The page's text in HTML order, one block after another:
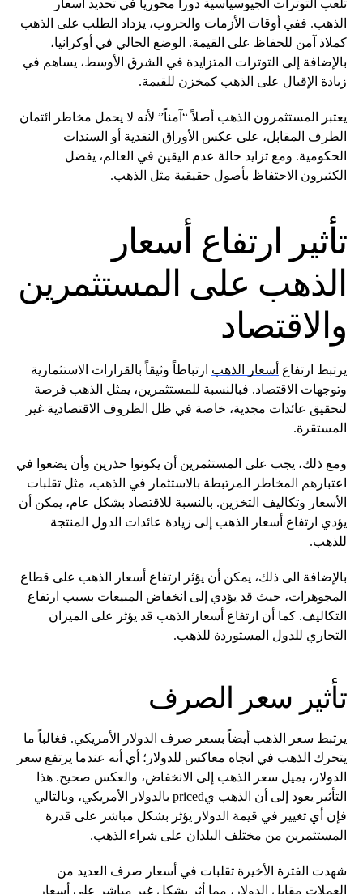
تلعب التوترات الجيوسياسية دوراً محورياً في تحديد أسعار
الذهب. ففي أوقات الأزمات والحروب، يزداد الطلب على الذهب
كملاذ آمن للحفاظ على القيمة. الوضع الحالي في أوكرانيا،
بالإضافة إلى التوترات المتزايدة في الشرق الأوسط، يساهم في
زيادة الإقبال على الذهب كمخزن للقيمة.
يعتبر المستثمرون الذهب أصلاً “آمناً” لأنه لا يحمل مخاطر ائتمان
الطرف المقابل، على عكس الأوراق النقدية أو السندات
الحكومية. ومع تزايد حالة عدم اليقين في العالم، يفضل
الكثيرون الاحتفاظ بأصول حقيقية مثل الذهب.
تأثير ارتفاع أسعار
الذهب على المستثمرين
والاقتصاد
يرتبط ارتفاع أسعار الذهب ارتباطاً وثيقاً بالقرارات الاستثمارية
وتوجهات الاقتصاد. فبالنسبة للمستثمرين، يمثل الذهب فرصة
لتحقيق عائدات مجدية، خاصة في ظل الظروف الاقتصادية غير
المستقرة.
ومع ذلك، يجب على المستثمرين أن يكونوا حذرين وأن يضعوا في
اعتبارهم المخاطر المرتبطة بالاستثمار في الذهب، مثل تقلبات
الأسعار وتكاليف التخزين. بالنسبة للاقتصاد بشكل عام، يمكن أن
يؤدي ارتفاع أسعار الذهب إلى زيادة عائدات الدول المنتجة
للذهب.
بالإضافة الى ذلك، يمكن أن يؤثر ارتفاع أسعار الذهب على قطاع
المجوهرات، حيث قد يؤدي إلى انخفاض المبيعات بسبب ارتفاع
التكاليف. كما أن ارتفاع أسعار الذهب قد يؤثر على الميزان
التجاري للدول المستوردة للذهب.
تأثير سعر الصرف
يرتبط سعر الذهب أيضاً بسعر صرف الدولار الأمريكي. فغالباً ما
يتحرك الذهب في اتجاه معاكس للدولار؛ أي أنه عندما يرتفع سعر
الدولار، يميل سعر الذهب إلى الانخفاض، والعكس صحيح. هذا
التأثير يعود إلى أن الذهب يpriced بالدولار الأمريكي، وبالتالي
فإن أي تغيير في قيمة الدولار يؤثر بشكل مباشر على قدرة
المستثمرين من مختلف البلدان على شراء الذهب.
شهدت الفترة الأخيرة تقلبات في أسعار صرف العديد من
العملات مقابل الدولار، مما أثر بشكل غير مباشر على أسعار